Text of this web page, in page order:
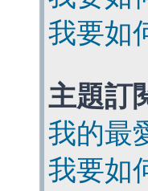
我要如
主題訂
我的最
我要如